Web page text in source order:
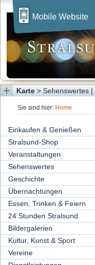
Mobile Website
Karte > Sehenswertes |
Sie sind hier: Home
Einkaufen & Genießen
Stralsund-Shop
Veranstaltungen
Sehenswertes
Geschichte
Übernachtungen
Essen, Trinken & Feiern
24 Stunden Stralsund
Bildergalerien
Kultur, Kunst & Sport
Vereine